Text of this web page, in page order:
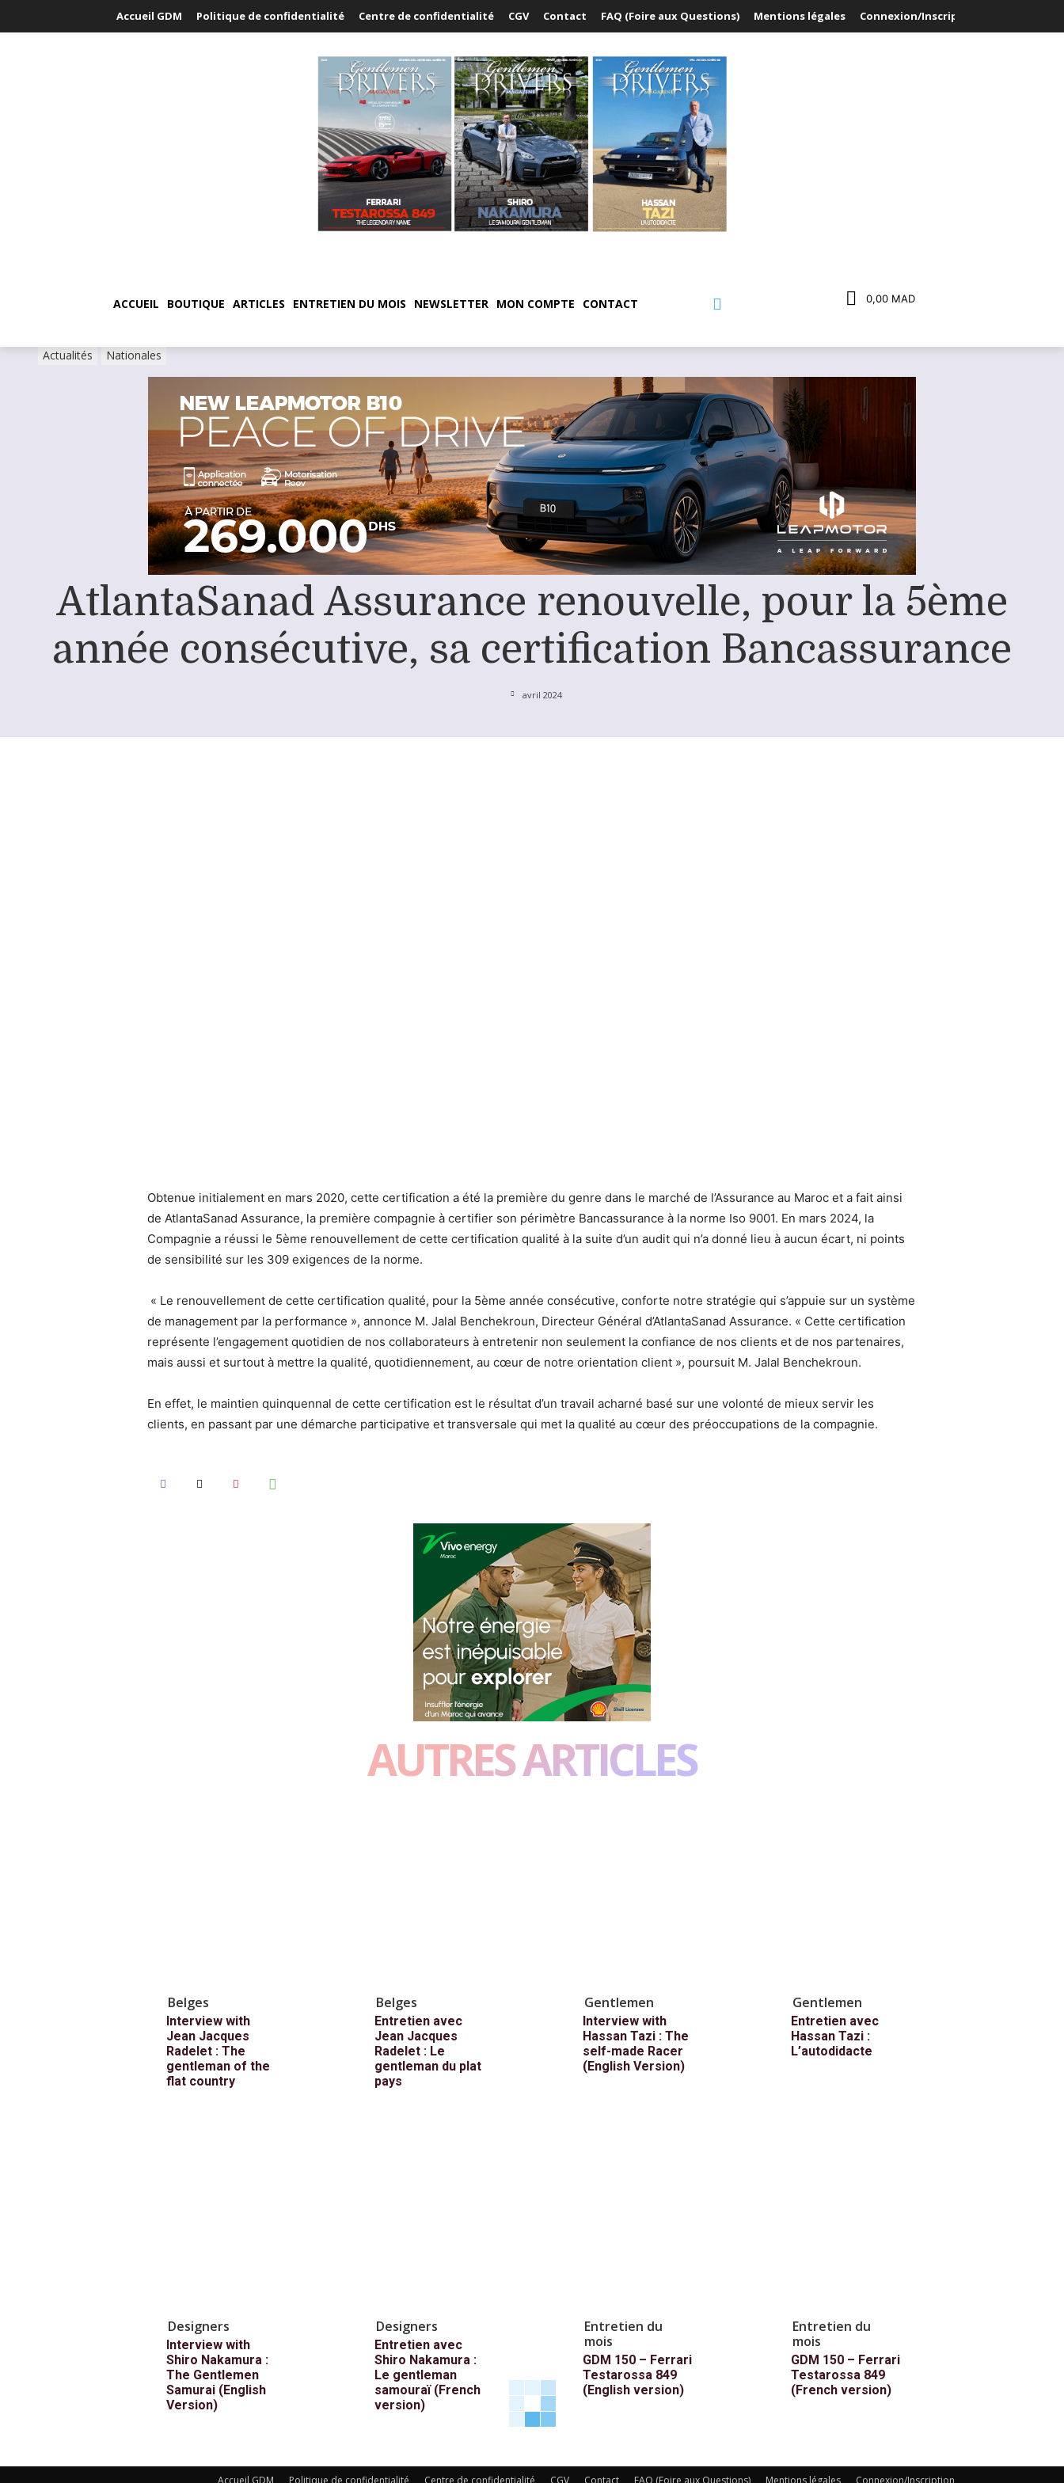
Accueil GDM Politique de confidentialité Centre de confidentialité CGV Contact FAQ (Foire aux Questions) Mentions légales Connexion/Inscription
ACCUEIL BOUTIQUE ARTICLES ENTRETIEN DU MOIS NEWSLETTER MON COMPTE CONTACT 0,00 MAD
Actualités Nationales
AtlantaSanad Assurance renouvelle, pour la 5ème
année consécutive, sa certification Bancassurance
avril 2024
Obtenue initialement en mars 2020, cette certification a été la première du genre dans le marché de l’Assurance au Maroc et a fait ainsi
de AtlantaSanad Assurance, la première compagnie à certifier son périmètre Bancassurance à la norme Iso 9001. En mars 2024, la
Compagnie a réussi le 5ème renouvellement de cette certification qualité à la suite d’un audit qui n’a donné lieu à aucun écart, ni points
de sensibilité sur les 309 exigences de la norme.
« Le renouvellement de cette certification qualité, pour la 5ème année consécutive, conforte notre stratégie qui s’appuie sur un système
de management par la performance », annonce M. Jalal Benchekroun, Directeur Général d’AtlantaSanad Assurance. « Cette certification
représente l’engagement quotidien de nos collaborateurs à entretenir non seulement la confiance de nos clients et de nos partenaires,
mais aussi et surtout à mettre la qualité, quotidiennement, au cœur de notre orientation client », poursuit M. Jalal Benchekroun.
En effet, le maintien quinquennal de cette certification est le résultat d’un travail acharné basé sur une volonté de mieux servir les
clients, en passant par une démarche participative et transversale qui met la qualité au cœur des préoccupations de la compagnie.
AUTRES ARTICLES
Belges
Interview with
Jean Jacques
Radelet : The
gentleman of the
flat country
Belges
Entretien avec
Jean Jacques
Radelet : Le
gentleman du plat
pays
Gentlemen
Interview with
Hassan Tazi : The
self-made Racer
(English Version)
Gentlemen
Entretien avec
Hassan Tazi :
L’autodidacte
Designers
Interview with
Shiro Nakamura :
The Gentlemen
Samurai (English
Version)
Designers
Entretien avec
Shiro Nakamura :
Le gentleman
samouraï (French
version)
Entretien du
mois
GDM 150 – Ferrari
Testarossa 849
(English version)
Entretien du
mois
GDM 150 – Ferrari
Testarossa 849
(French version)